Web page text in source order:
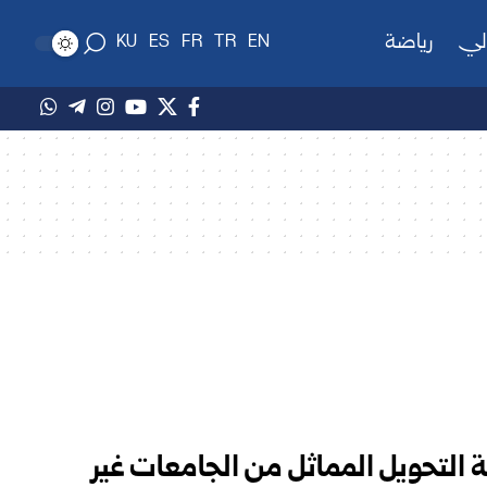
رياضة EN
TR
FR
ES
KU
التحويل المماثل من الجامعات غير